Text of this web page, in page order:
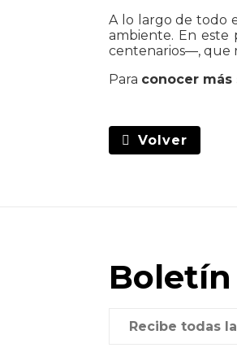
A lo largo de todo
ambiente. En este
centenarios—, que
Para conocer
Volver